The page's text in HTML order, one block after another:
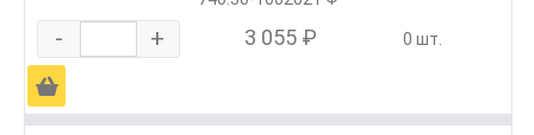
- + 3 055 ₽ 0 шт.
Ä